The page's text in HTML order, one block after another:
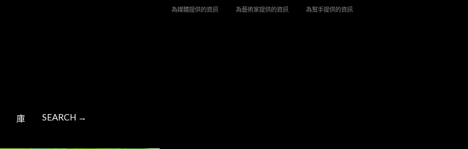
為媒體提供的資訊 為藝術家提供的資訊 為幫手提供的資訊
庫 SEARCH →